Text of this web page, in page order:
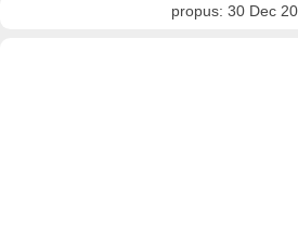
propus: 30 Dec